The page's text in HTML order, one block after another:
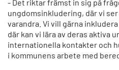
- Det riktar främst in sig på
ungdomsinkludering, där vi
varandra. Vi vill gärna
där kan vi lära av deras aktiva
internationella kontakter och
i kommunens arbete med